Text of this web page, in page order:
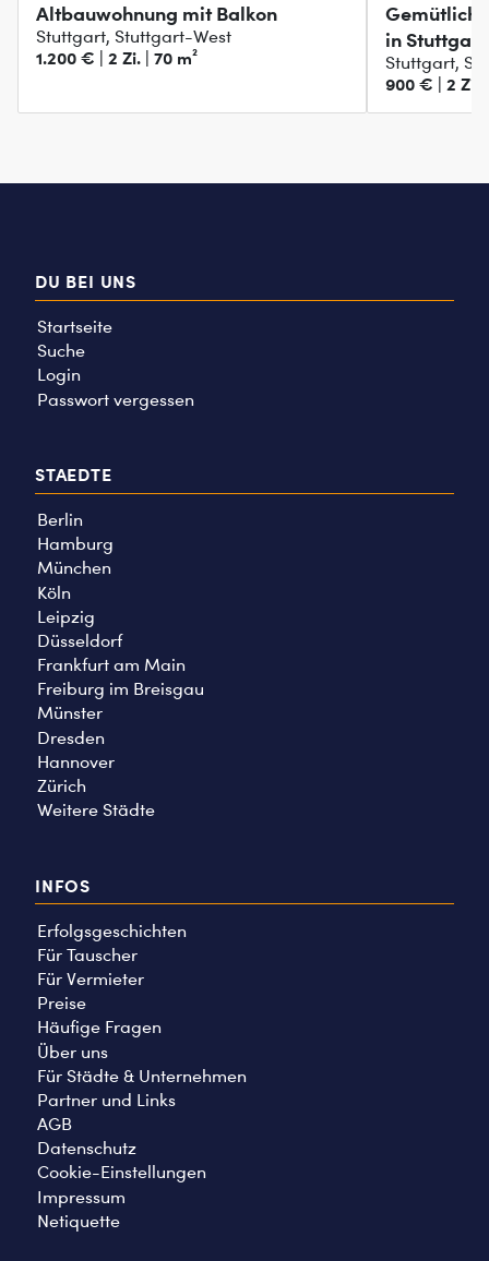
Altbauwohnung mit Balkon
Stuttgart, Stuttgart-West
1.200 € | 2 Zi. | 70 m²
in
Stuttgart,
900 € | 2 Zi.
DU BEI UNS
Startseite
Suche
Login
Passwort vergessen
STAEDTE
Berlin
Hamburg
München
Köln
Leipzig
Düsseldorf
Frankfurt am Main
Freiburg im Breisgau
Münster
Dresden
Hannover
Zürich
Weitere Städte
INFOS
Erfolgsgeschichten
Für Tauscher
Für Vermieter
Preise
Häufige Fragen
Über uns
Für Städte & Unternehmen
Partner und Links
AGB
Datenschutz
Cookie-Einstellungen
Impressum
Netiquette